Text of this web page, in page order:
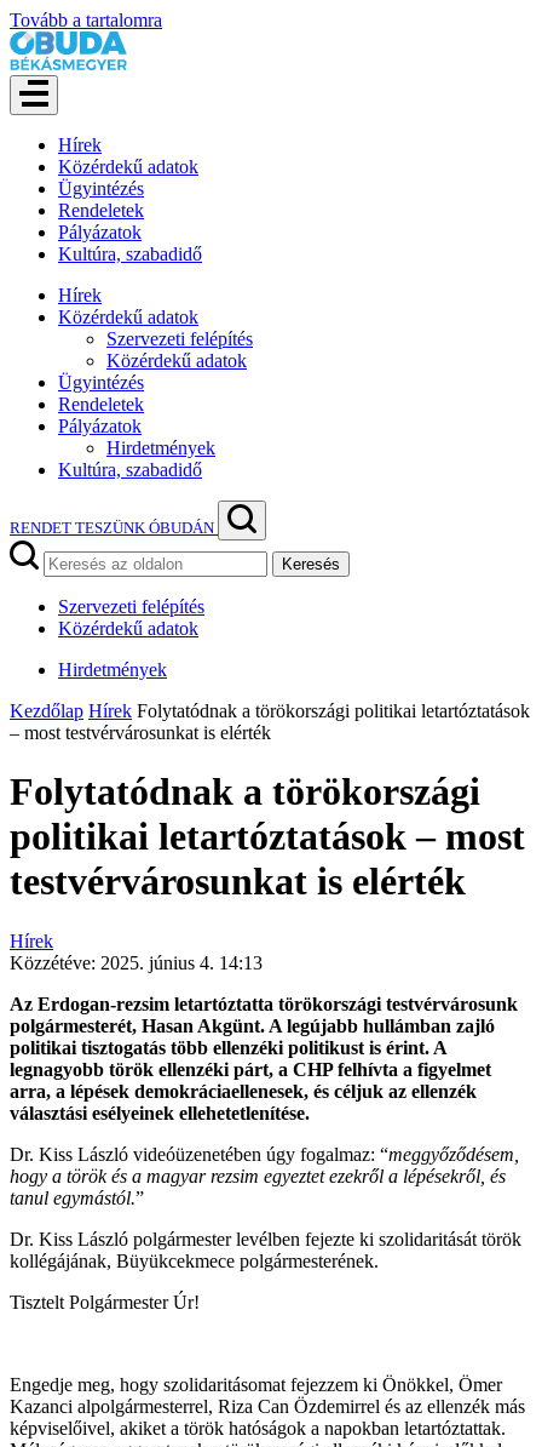
Tovább a tartalomra
Hírek
Közérdekű adatok
Ügyintézés
Rendeletek
Pályázatok
Kultúra, szabadidő
Hírek
Közérdekű adatok
Szervezeti felépítés
Közérdekű adatok
Ügyintézés
Rendeletek
Pályázatok
Hirdetmények
Kultúra, szabadidő
RENDET TESZÜNK ÓBUDÁN
Keresés
Szervezeti felépítés
Közérdekű adatok
Hirdetmények
Kezdőlap Hírek Folytatódnak a törökországi politikai letartóztatások
– most testvérvárosunkat is elérték
Folytatódnak a törökországi
politikai letartóztatások – most
testvérvárosunkat is elérték
Hírek
Közzétéve: 2025. június 4. 14:13
Az Erdogan-rezsim letartóztatta törökországi testvérvárosunk
polgármesterét, Hasan Akgünt. A legújabb hullámban zajló
politikai tisztogatás több ellenzéki politikust is érint. A
legnagyobb török ellenzéki párt, a CHP felhívta a figyelmet
arra, a lépések demokráciaellenesek, és céljuk az ellenzék
választási esélyeinek ellehetetlenítése.
Dr. Kiss László videóüzenetében úgy fogalmaz: “meggyőződésem,
hogy a török és a magyar rezsim egyeztet ezekről a lépésekről, és
tanul egymástól.”
Dr. Kiss László polgármester levélben fejezte ki szolidaritását török
kollégájának, Büyükcekmece polgármesterének.
Tisztelt Polgármester Úr!
Engedje meg, hogy szolidaritásomat fejezzem ki Önökkel, Ömer
Kazanci alpolgármesterrel, Riza Can Özdemirrel és az ellenzék más
képviselőivel, akiket a török hatóságok a napokban letartóztattak.